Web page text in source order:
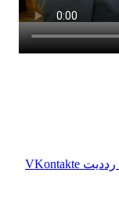
‫رددیت ‫VKontakte